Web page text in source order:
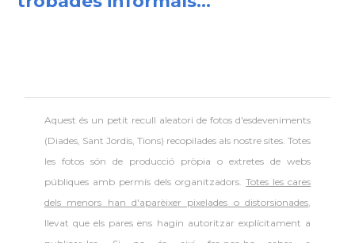
Aquest és un petit recull aleatori defotos d'esdeveniments
(Diades, Sant Jordis, Tions) recopilades als nostre sites. Totes
les fotos són de producció pròpia o extretes de webs
públiques amb permís dels organitzadors.Totes les cares
dels menors han d'aparèixer pixelades o distorsionades,
llevat que els pares ens hagin autoritzar explícitament a